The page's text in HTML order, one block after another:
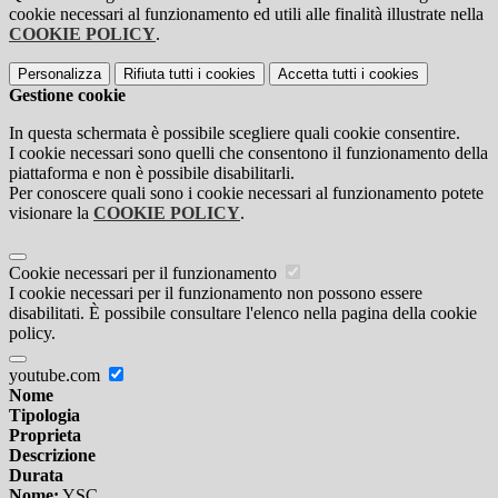
cookie necessari al funzionamento ed utili alle finalità illustrate nella
COOKIE POLICY.
Personalizza Rifiuta tutti i cookies Accetta tutti i cookies
Gestione cookie
In questa schermata è possibile scegliere quali cookie consentire.
I cookie necessari sono quelli che consentono il funzionamento della
piattaforma e non è possibile disabilitarli.
Per conoscere quali sono i cookie necessari al funzionamento potete
visionare la COOKIE POLICY.
Cookie necessari per il funzionamento
I cookie necessari per il funzionamento non possono essere
disabilitati. È possibile consultare l'elenco nella pagina della cookie
policy.
youtube.com
Nome
Tipologia
Proprieta
Descrizione
Durata